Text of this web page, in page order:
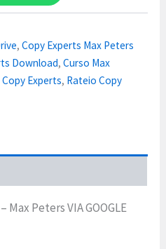
,Copy Experts Max Peters
Download,Curso Max
Experts, Rateio Copy
Max Peters VIA GOOGLE